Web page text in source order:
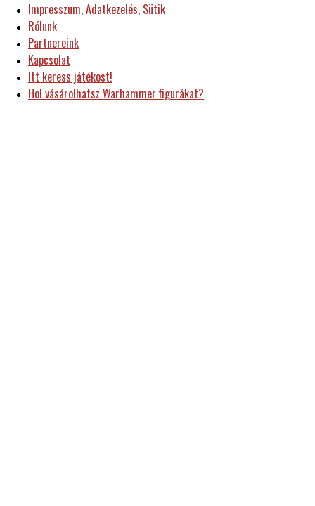
Impresszum, Adatkezelés, Sütik
Rólunk
Partnereink
Kapcsolat
Itt keress játékost!
Hol vásárolhatsz Warhammer figurákat?